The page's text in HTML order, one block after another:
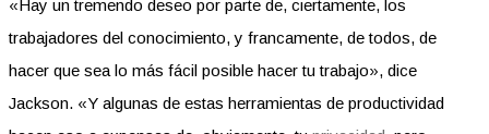
«Hay un tremendo deseo por parte de, ciertamente, los
trabajadores del conocimiento, y francamente, de todos, de
hacer que sea lo más fácil posible hacer tu trabajo», dice
Jackson. «Y algunas de estas herramientas de productividad